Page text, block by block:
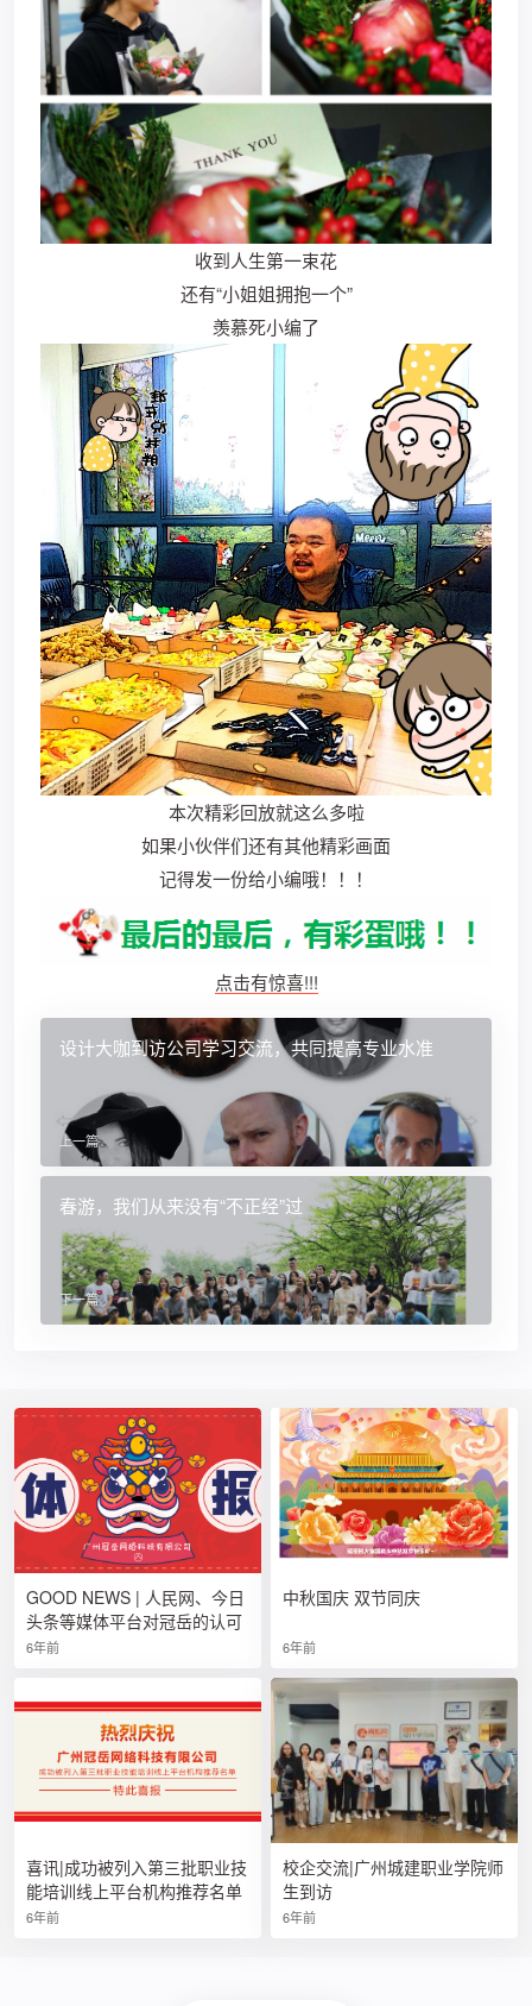
收到人生第一束花
还有“小姐姐拥抱一个”
羡慕死小编了
本次精彩回放就这么多啦
如果小伙伴们还有其他精彩画面
记得发一份给小编哦！！！
点击有惊喜!!!
设计大咖到访公司学习交流，共同提高专业水准
上一篇
春游，我们从来没有“不正经”过
下一篇
GOOD NEWS | 人民网、今日
头条等媒体平台对冠岳的认可
6年前
中秋国庆 双节同庆
6年前
喜讯|成功被列入第三批职业技
能培训线上平台机构推荐名单
6年前
校企交流|广州城建职业学院师
生到访
6年前